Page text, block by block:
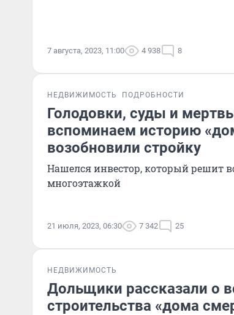
7 августа, 2023, 11:00 4 938 8
НЕДВИЖИМОСТЬ ПОДРОБНОСТИ
Голодовки, суды и
вспоминаем историю
возобновили стройку
Нашелся инвестор, который решит
многоэтажкой
21 июля, 2023, 06:30 7 342 25
НЕДВИЖИМОСТЬ
Дольщики рассказали о
строительства «дома